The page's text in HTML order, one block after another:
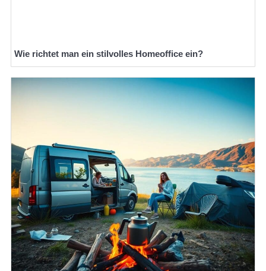
Wie richtet man ein stilvolles Homeoffice ein?